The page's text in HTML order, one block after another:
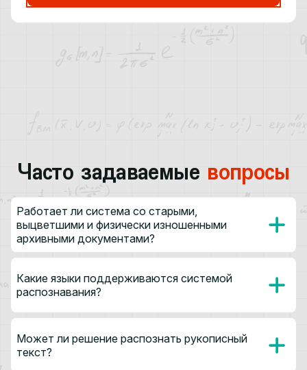
Часто задаваемые вопросы
Работает ли система со старыми,
выцветшими и физически изношенными
архивными документами?
Какие языки поддерживаются системой
распознавания?
Может ли решение распознать рукописный
текст?